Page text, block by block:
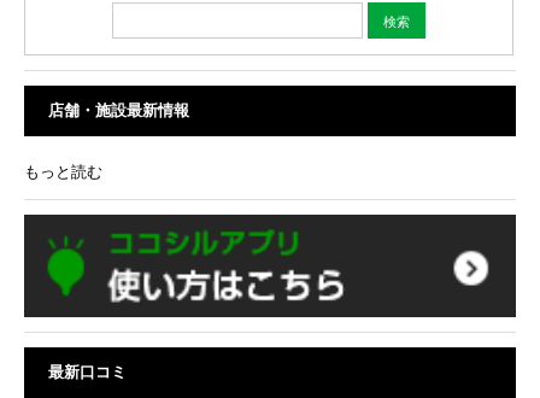
店舗・施設最新情報
もっと読む
最新口コミ